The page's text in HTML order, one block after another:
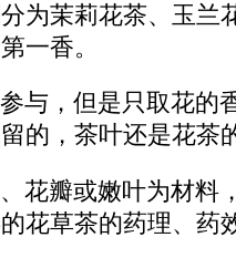
为茉莉花茶、玉
一香。
与，但是只取花
的，茶叶还是花茶
花瓣或嫩叶为材
花草茶的药理、